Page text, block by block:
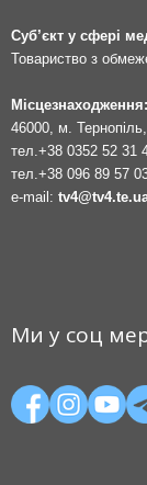
Суб’єкт у сфері
Товариство з
Місцезнаходження:
46000, м.
тел.+38 0352 52 31
тел.+38 096 89 57
e-mail:
Ми у соц